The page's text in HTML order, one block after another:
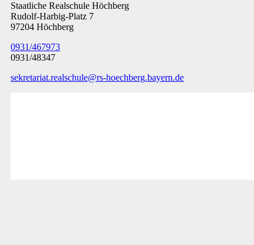
Staatliche Realschule Höchberg
Rudolf-Harbig-Platz 7
97204 Höchberg
0931/467973
0931/48347
sekretariat.realschule@rs-hoechberg.bayern.de